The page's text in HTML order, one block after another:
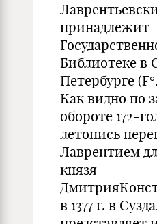
принадлежит
Библиотеке в
Петербурге
Как видно по
обороте 172-
летопись
Лаврентием
князя
в 1377 г. в